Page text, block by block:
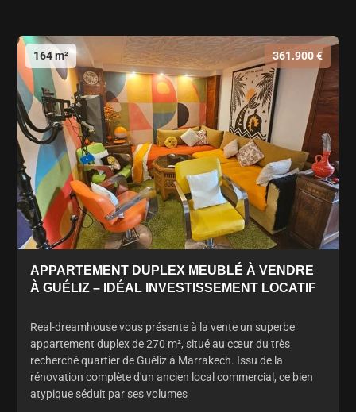
164 m² 361.900 €
APPARTEMENT DUPLEX MEUBLÉ À VENDRE
À GUÉLIZ – IDÉAL INVESTISSEMENT LOCATIF
Real-dreamhouse vous présente à la vente un superbe
appartement duplex de 270 m², situé au cœur du très
recherché quartier de Guéliz à Marrakech. Issu de la
rénovation complète d'un ancien local commercial, ce bien
atypique séduit par ses volumes